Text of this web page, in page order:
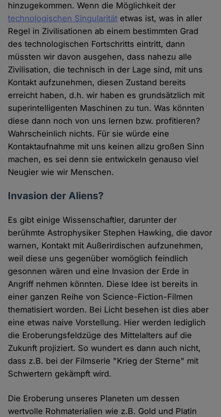
hinzugekommen. Wenn die Möglichkeit der
technologischen Singularität etwas ist, was in aller
Regel in Zivilisationen ab einem bestimmten Grad
des technologischen Fortschritts eintritt, dann
müssten wir davon ausgehen, dass nahezu alle
Zivilisation, die technisch in der Lage sind, mit uns
Kontakt aufzunehmen, diesen Zustand bereits
erreicht haben, d.h. wir haben es grundsätzlich mit
superintelligenten Maschinen zu tun. Was könnten
diese dann noch von uns lernen bzw. profitieren?
Wahrscheinlich nichts. Für sie würde eine
Kontaktaufnahme mit uns keinen allzu großen Sinn
machen, es sei denn sie entwickeln genauso viel
Neugier wie wir Menschen.
Invasion der Aliens?
Es gibt einige Wissenschaftler, darunter der
berühmte Astrophysiker Stephen Hawking, die davor
warnen, Kontakt mit Außerirdischen aufzunehmen,
weil diese uns gegenüber womöglich feindlich
gesonnen wären und eine Invasion der Erde in
Angriff nehmen könnten. Diese Idee ist bereits in
einer ganzen Reihe von Science-Fiction-Filmen
thematisiert worden. Bei Licht besehen ist dies aber
eine etwas naive Vorstellung. Hier werden lediglich
die Eroberungsfeldzüge des Mittelalters auf die
Zukunft projiziert. So wundert es dann auch nicht,
dass z.B. bei der Filmserie "Krieg der Sterne" mit
Schwertern gekämpft wird.
Die Eroberung unseres Planeten um dessen
wertvolle Rohmaterialien wie z.B. Gold und Platin